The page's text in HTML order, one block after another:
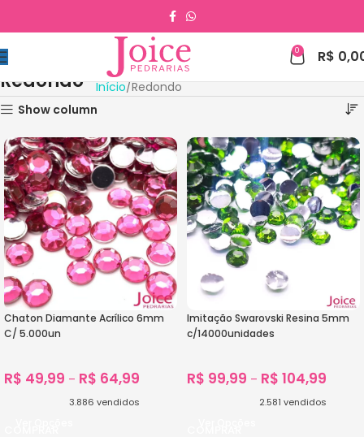
0 R$
Redondo Início Redondo
Show column
Chaton Diamante Acrílico 6mm
C/ 5.000un
R$ 49,99 – R$ 64,99
3.886 vendidos
Imitação Swarovski Resina 5mm
c/14000unidades
R$ 99,99 – R$ 104,99
2.581 vendidos